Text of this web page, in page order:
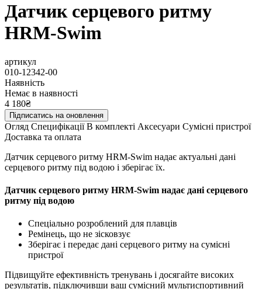
Датчик серцевого ритму
HRM-Swim
артикул
010-12342-00
Наявність
Немає в наявності
4 180₴
Підписатись на оновлення
Огляд Специфікації В комплекті Аксесуари Сумісні пристрої
Доставка та оплата
Датчик серцевого ритму HRM-Swim надає актуальні дані
серцевого ритму під водою і зберігає їх.
Датчик серцевого ритму HRM-Swim надає дані серцевого
ритму під водою
Спеціально розроблений для плавців
Ремінець, що не зісковзує
Зберігає і передає дані серцевого ритму на сумісні
пристрої
Підвищуйте ефективність тренувань і досягайте високих
результатів, підключивши ваш сумісний мультиспортивний